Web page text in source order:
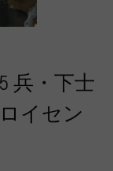
兵・下士
イセン